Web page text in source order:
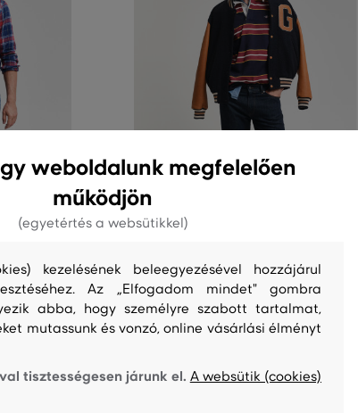
58 990 Ft
29 490 Ft
FARMER GANT REGULAR JEANS
58 990 Ft
29 490 Ft
31/32 30/34
további
weboldalunk megfelelően
működjön
(egyetértés a websütikkel)
kezelésének beleegyezésével hozzájárul
Az „Elfogadom mindet" gombra
abba, hogy személyre szabott tartalmat,
mutassunk és vonzó, online vásárlási élményt
tisztességesen járunk el. A websütik (cookies)